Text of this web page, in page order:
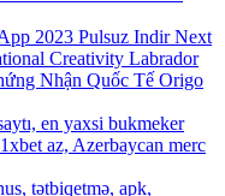
2023 Pulsuz Indir Next
Creativity Labrador
Nhận Quốc Tế Origo
en yaxsi bukmeker
az, Azerbaycan merc
tətbiqetmə, apk,